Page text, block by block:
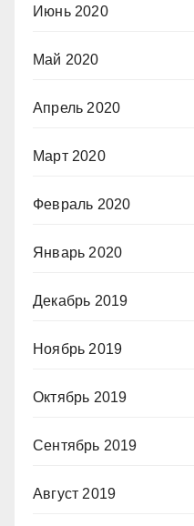
Июнь 2020
Май 2020
Апрель 2020
Март 2020
Февраль 2020
Январь 2020
Декабрь 2019
Ноябрь 2019
Октябрь 2019
Сентябрь 2019
Август 2019